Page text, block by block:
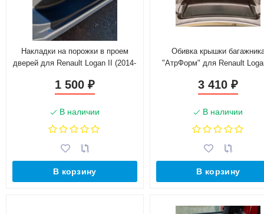
Накладки на порожки в проем
дверей для Renault Logan II (2014-
1 500 ₽
В наличии
В корзину
Обивка крышки
"АтрФорм" для Renault
3 410₽
В наличии
В корзину